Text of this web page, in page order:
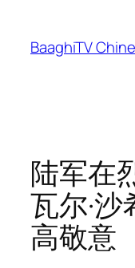
content
BaaghiTV
陆军在
瓦尔·
高敬意